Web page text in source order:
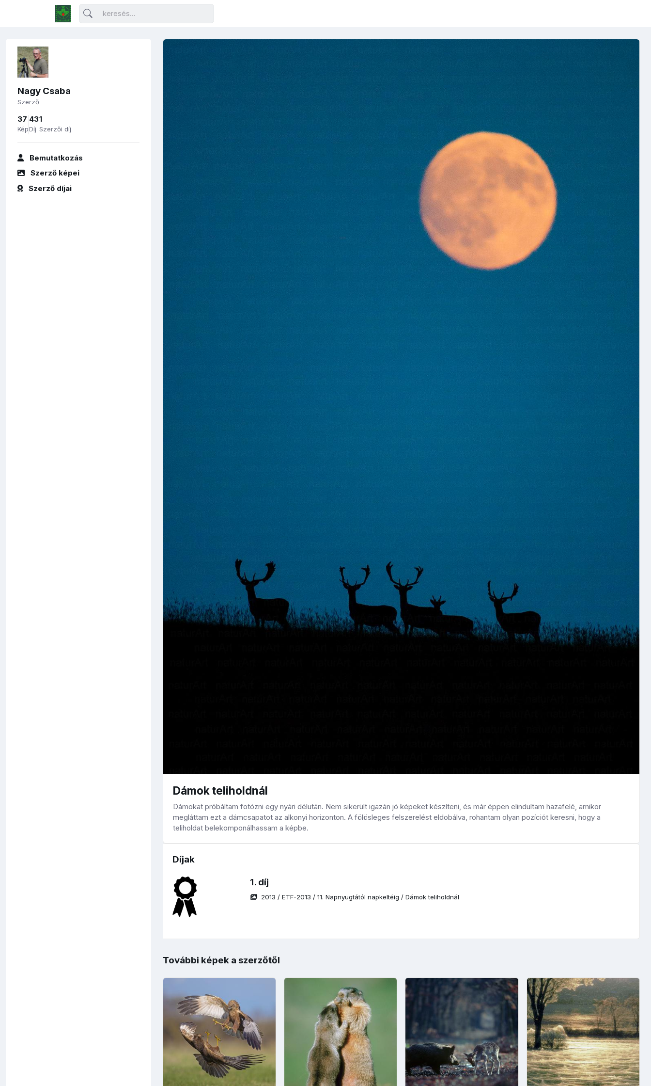
Nagy Csaba
Szerző
37
Kép
43
Díj
1
Szerzői díj
Bemutatkozás
Szerző képei
Szerző díjai
Dámok teliholdnál
Dámokat próbáltam fotózni egy nyári délután. Nem sikerült igazán jó képeket készíteni, és már éppen elindultam hazafelé, amikor
megláttam ezt a dámcsapatot az alkonyi horizonton. A fölösleges felszerelést eldobálva, rohantam olyan pozíciót keresni, hogy a
teliholdat belekomponálhassam a képbe.
Díjak
1. díj
2013 / ETF-2013 / 11. Napnyugtától napkeltéig / Dámok teliholdnál
További képek a szerzőtől